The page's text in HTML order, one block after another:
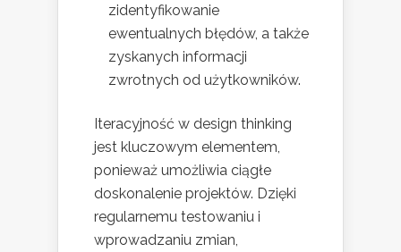
zidentyfikowanie
ewentualnych błędów, a także
zyskanych informacji
zwrotnych od użytkowników.
Iteracyjność w design thinking
jest kluczowym elementem,
ponieważ umożliwia ciągłe
doskonalenie projektów. Dzięki
regularnemu testowaniu i
wprowadzaniu zmian,